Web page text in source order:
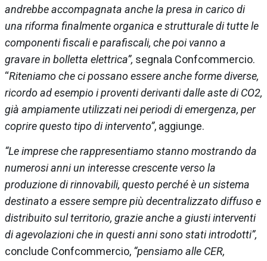
andrebbe accompagnata anche la presa in carico di
una riforma finalmente organica e strutturale di tutte le
componenti fiscali e parafiscali, che poi vanno a
gravare in bolletta elettrica”, segnala Confcommercio.
“Riteniamo che ci possano essere anche forme diverse,
ricordo ad esempio i proventi derivanti dalle aste di CO2,
già ampiamente utilizzati nei periodi di emergenza, per
coprire questo tipo di intervento”, aggiunge.
“Le imprese che rappresentiamo stanno mostrando da
numerosi anni un interesse crescente verso la
produzione di rinnovabili, questo perché è un sistema
destinato a essere sempre più decentralizzato diffuso e
distribuito sul territorio, grazie anche a giusti interventi
di agevolazioni che in questi anni sono stati introdotti”,
conclude Confcommercio, “pensiamo alle CER,